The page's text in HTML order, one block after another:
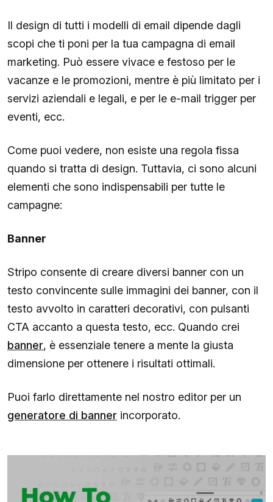
Il design di tutti i modelli di email dipende dagli
scopi che ti poni per la tua campagna di email
marketing. Può essere vivace e festoso per le
vacanze e le promozioni, mentre è più limitato per i
servizi aziendali e legali, e per le e-mail trigger per
eventi, ecc.
Come puoi vedere, non esiste una regola fissa
quando si tratta di design. Tuttavia, ci sono alcuni
elementi che sono indispensabili per tutte le
campagne:
Banner
Stripo consente di creare diversi banner con un
testo convincente sulle immagini dei banner, con il
testo avvolto in caratteri decorativi, con pulsanti
CTA accanto a questa testo, ecc. Quando crei
banner, è essenziale tenere a mente la giusta
dimensione per ottenere i risultati ottimali.
Puoi farlo direttamente nel nostro editor per un
generatore di banner incorporato.